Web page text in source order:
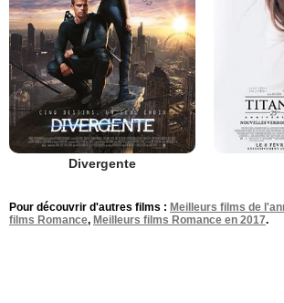
Divergente
Pour découvrir d'autres films : Meilleurs films de
films Romance, Meilleurs films Romance en 2017.